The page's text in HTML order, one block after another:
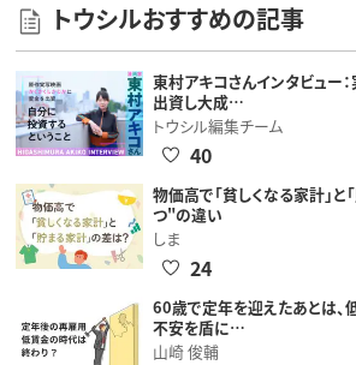
トウシルおすすめの記事
東村アキコさんインタビュー
出資し大成…
トウシル編集チーム
40
物価高で「貧しくなる家計」と
つ"の違い
しま
24
60歳で定年を迎えたあとは
不安を盾に…
山崎 俊輔